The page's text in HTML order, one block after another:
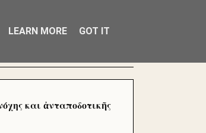
και ἀνταποδοτικῆς
LEARN MORE GOT IT